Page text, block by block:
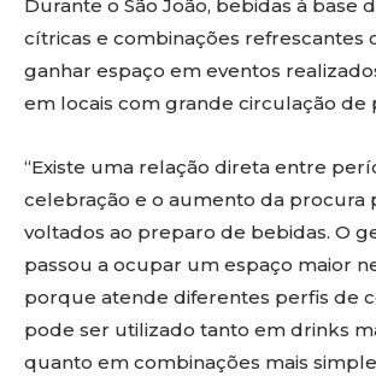
Durante o São João, bebidas à base
cítricas e combinações refrescantes
ganhar espaço em eventos
em locais com grande circulação de
“Existe uma relação direta entre
celebração e o aumento da procura
voltados ao preparo de bebidas. O
passou a ocupar um espaço maior
porque atende diferentes perfis de
pode ser utilizado tanto em drinks
quanto em combinações mais